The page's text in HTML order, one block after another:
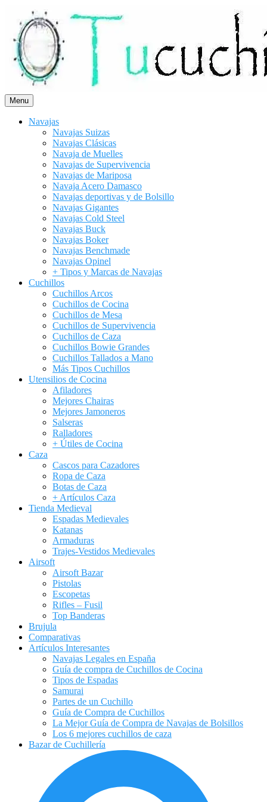
contenido
Menu
Navajas
Navajas Suizas
Navajas Clásicas
Navaja de Muelles
Navajas de Supervivencia
Navajas de Mariposa
Navaja Acero Damasco
Navajas deportivas y de Bolsillo
Navajas Gigantes
Navajas Cold Steel
Navajas Buck
Navajas Boker
Navajas Benchmade
Navajas Opinel
+ Tipos y Marcas de Navajas
Cuchillos
Cuchillos Arcos
Cuchillos de Cocina
Cuchillos de Mesa
Cuchillos de Supervivencia
Cuchillos de Caza
Cuchillos Bowie Grandes
Cuchillos Tallados a Mano
Más Tipos Cuchillos
Utensilios de Cocina
Afiladores
Mejores Chairas
Mejores Jamoneros
Salseras
Ralladores
+ Útiles de Cocina
Caza
Cascos para Cazadores
Ropa de Caza
Botas de Caza
+ Artículos Caza
Tienda Medieval
Espadas Medievales
Katanas
Armaduras
Trajes-Vestidos Medievales
Airsoft
Airsoft Bazar
Pistolas
Escopetas
Rifles – Fusil
Top Banderas
Brujula
Comparativas
Artículos Interesantes
Navajas Legales en España
Guía de compra de Cuchillos de Cocina
Tipos de Espadas
Samurai
Partes de un Cuchillo
Guía de Compra de Cuchillos
La Mejor Guía de Compra de Navajas de Bolsillos
Los 6 mejores cuchillos de caza
Bazar de Cuchillería